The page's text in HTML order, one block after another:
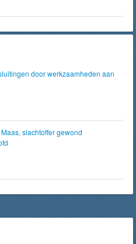
door werkzaamheden aan
slachtoffer gewond